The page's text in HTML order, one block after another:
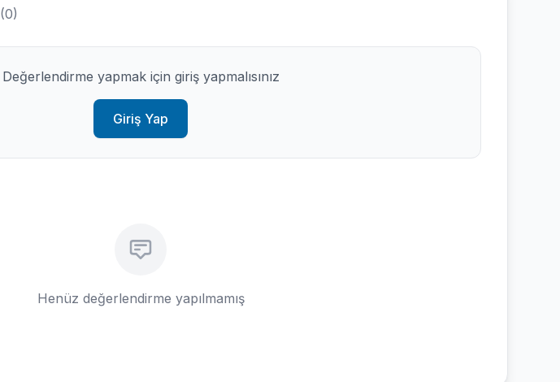
(0)
Değerlendirme yapmak için giriş yapmalısınız
Giriş Yap
Henüz değerlendirme yapılmamış